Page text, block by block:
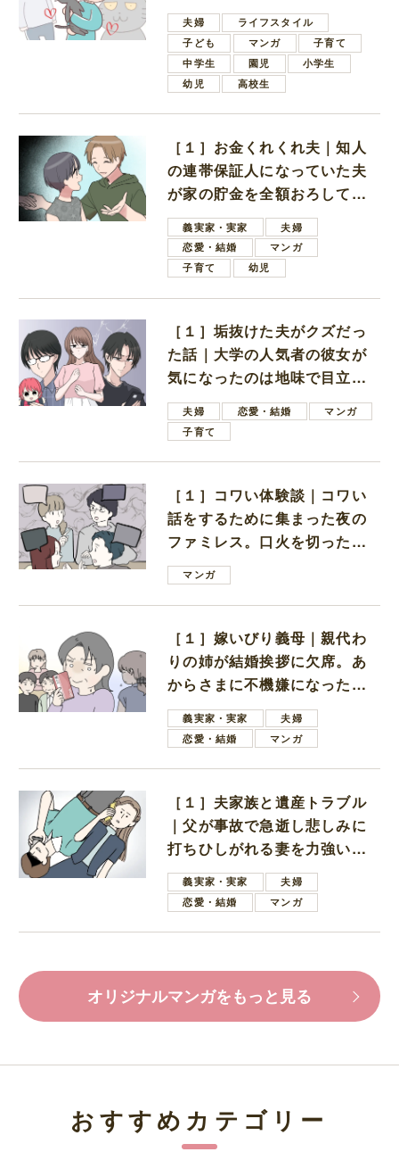
夫婦
ライフスタイル
子ども
マンガ
子育て
中学生
園児
小学生
幼児
高校生
［１］お金くれくれ夫｜知人
の連帯保証人になっていた夫
が家の貯金を全額おろしてほ
しいと言ってきた
義実家・実家
夫婦
恋愛・結婚
マンガ
子育て
幼児
［１］垢抜けた夫がクズだっ
た話｜大学の人気者の彼女が
気になったのは地味で目立た
ない男子学生
夫婦 恋愛・結婚
マンガ
子育て
［１］コワい体験談｜コワい
話をするために集まった夜の
ファミレス。口火を切ったの
は電車好きの男の子ママ
マンガ
［１］嫁いびり義母｜親代わ
りの姉が結婚挨拶に欠席。あ
からさまに不機嫌になった義
母義実家・実家
夫婦
恋愛・結婚
マンガ
［１］夫家族と遺産トラブル
｜父が事故で急逝し悲しみに
打ちひしがれる妻を力強い言
葉で励ます夫
義実家・実家
夫婦
恋愛・結婚
マンガ
オリジナルマンガをもっと見る
おすすめカテゴリー